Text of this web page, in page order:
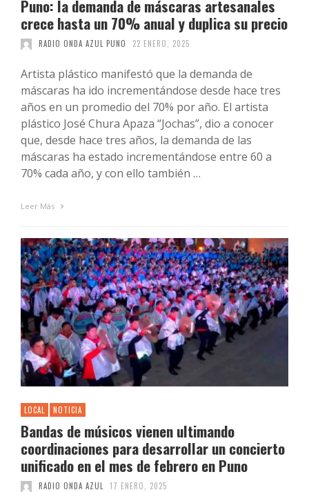
Puno: la demanda de máscaras artesanales
crece hasta un 70% anual y duplica su precio
RADIO ONDA AZUL PUNO 22 ENERO, 2025
Artista plástico manifestó que la demanda de
máscaras ha ido incrementándose desde hace tres
años en un promedio del 70% por año. El artista
plástico José Chura Apaza “Jochas”, dio a conocer
que, desde hace tres años, la demanda de las
máscaras ha estado incrementándose entre 60 a
70% cada año, y con ello también …
Leer Más
LOCAL NOTICIA
Bandas de músicos vienen ultimando
coordinaciones para desarrollar un concierto
unificado en el mes de febrero en Puno
RADIO ONDA AZUL 17 ENERO, 2025